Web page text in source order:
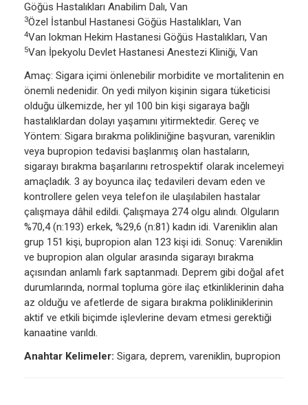
Göğüs Hastalıkları Anabilim Dalı, Van
3Özel İstanbul Hastanesi Göğüs Hastalıkları, Van
4Van lokman Hekim Hastanesi Göğüs Hastalıkları, Van
5Van İpekyolu Devlet Hastanesi Anestezi Kliniği, Van
Amaç: Sigara içimi önlenebilir morbidite ve mortalitenin en
önemli nedenidir. On yedi milyon kişinin sigara tüketicisi
olduğu ülkemizde, her yıl 100 bin kişi sigaraya bağlı
hastalıklardan dolayı yaşamını yitirmektedir. Gereç ve
Yöntem: Sigara bırakma polikliniğine başvuran, vareniklin
veya bupropion tedavisi başlanmış olan hastaların,
sigarayı bırakma başarılarını retrospektif olarak incelemeyi
amaçladık. 3 ay boyunca ilaç tedavileri devam eden ve
kontrollere gelen veya telefon ile ulaşılabilen hastalar
çalışmaya dâhil edildi. Çalışmaya 274 olgu alındı. Olguların
%70,4 (n:193) erkek, %29,6 (n:81) kadın idi. Vareniklin alan
grup 151 kişi, bupropion alan 123 kişi idi. Sonuç: Vareniklin
ve bupropion alan olgular arasında sigarayı bırakma
açısından anlamlı fark saptanmadı. Deprem gibi doğal afet
durumlarında, normal topluma göre ilaç etkinliklerinin daha
az olduğu ve afetlerde de sigara bırakma polikliniklerinin
aktif ve etkili biçimde işlevlerine devam etmesi gerektiği
kanaatine varıldı.
Anahtar Kelimeler: Sigara, deprem, vareniklin, bupropion